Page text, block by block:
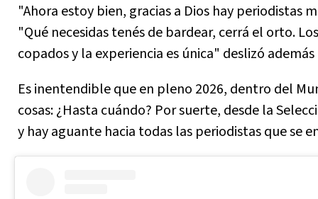
"Ahora estoy bien, gracias a Dios hay periodistas
"Qué necesidas tenés de bardear, cerrá el orto.
copados y la experiencia es única" deslizó
Es inentendible que en pleno 2026, dentro del
cosas: ¿Hasta cuándo? Por suerte, desde la
y hay aguante hacia todas las periodistas que se